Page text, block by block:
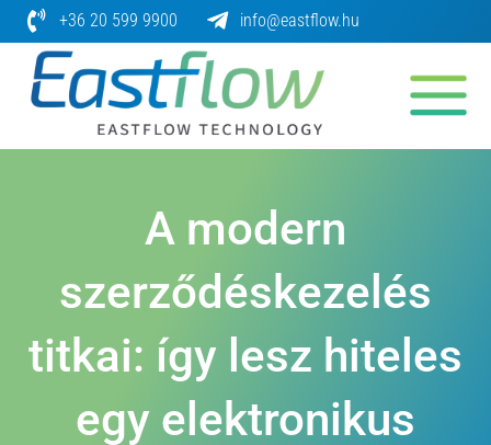
Skip
to
content
+36 20 599 9900 info@eastflow.hu
A modern
szerződéskezelés
titkai: így lesz hiteles
egy elektronikus